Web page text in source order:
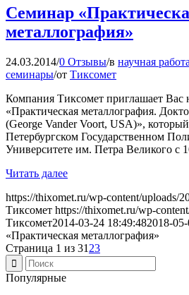
Семинар
металлография»
24.03.2014/0 Отзывы/в научная работа
семинары/от Тиксомет
Компания Тиксомет приглашает Вас
«Практическая металлография.
(George Vander Voort, USA)»,
Петербургском Государственном
Университете им. Петра Великого с
Читать далее
https://thixomet.ru/wp-content/uploads/
Тиксомет https://thixomet.ru/wp-
Тиксомет2014-03-24 18:49:482018-
«Практическая металлография»
Страница 1 из 31 23
Популярные